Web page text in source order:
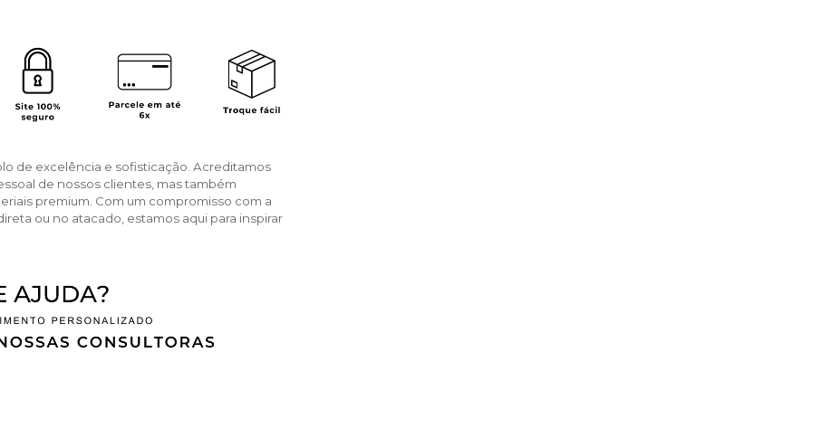
de excelência e sofisticação. Acreditamos
de nossos clientes, mas também
premium. Com um compromisso com a
ou no atacado, estamos aqui para inspirar